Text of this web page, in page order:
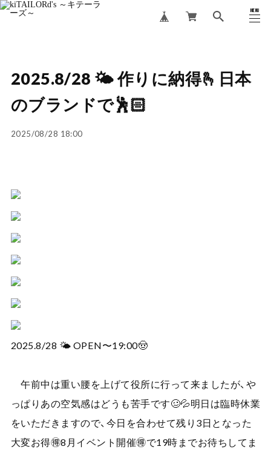
MENU
CLOSE
2025.8/28 🌤️ 作りに納得🫰日本
のブランドで🕺🏻
2025/08/28 18:00
2025.8/28 🌤️ OPEN〜19:00🤠
午前中は重い腰を上げて役所に行って来ましたが、や
っぱりあの空気感はどうも苦手です🥴💦明日は臨時休業
をいただきますので、今日を合わせて残り3日となった
大変お得🉐8月イベント開催🉐で19時までお待ちしてま